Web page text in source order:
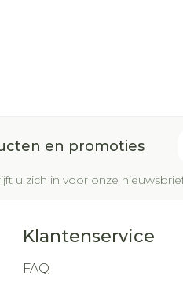
en promoties
u zich in voor onze
Klantenservice
FAQ